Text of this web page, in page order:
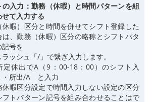
の入力：勤務（休暇）と時間パターンを組
て入力する
休暇）区分と時間を併せてシフト登録した
は、勤務（休暇）区分の略称とシフトパタ
記号を
ッシュ「/」で繋ぎ入力します。
定休出でA（9：00-18：00）のシフト入
・所出/A と入力
暇区分設定で時間入力しない設定の区分
フトパターン記号を組み合わせることはで